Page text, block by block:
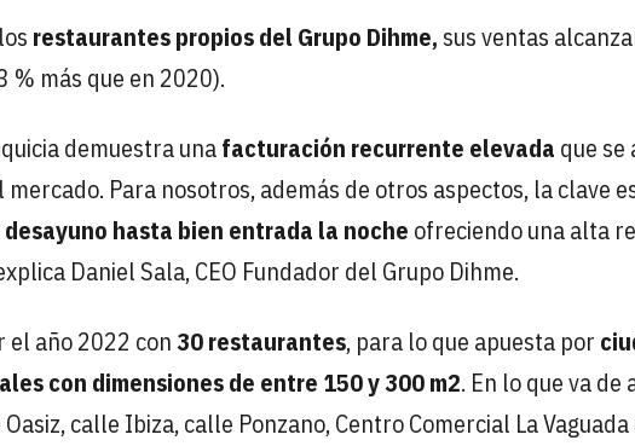
restaurantes propios del Grupo Dihme, sus ventas
% más que en 2020).
demuestra unafacturación recurrente elevada que se
Para nosotros, además de otros aspectos, la clave
hasta bien entrada la noche ofreciendo una alta
Daniel Sala, CEO Fundador del Grupo Dihme.
el año 2022 con30 restaurantes, para lo que apuesta por
con dimensiones de entre 150 y 300 m2. En lo que va de
calle Ibiza, calle Ponzano, Centro Comercial La